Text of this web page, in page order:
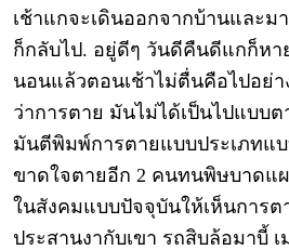
เช้าแกจะเดินออกจากบ้านและม
ก็กลับไป. อยู่ดีๆ วันดีคืนดีแกก็ห
นอนแล้วตอนเช้าไม่ตื่นคือไปอย่
ว่าการตาย มันไม่ได้เป็นไปแบบ
มันตีพิมพ์การตายแบบประเภทแ
ขาดใจตายอีก 2 คนทนพิษบาดแ
ในสังคมแบบปัจจุบันให้เห็นการ
ประสานงากับเขา รถสิบล้อมาบี้